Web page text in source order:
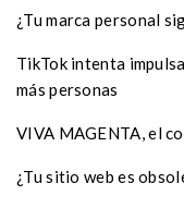
¿Tu marca personal
TikTok intenta
más personas
VIVA MAGENTA, el
¿Tu sitio web es